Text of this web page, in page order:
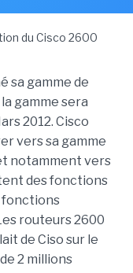
sa gamme de
gamme sera
2012. Cisco
vers sa gamme
notamment vers
des fonctions
fonctions
routeurs 2600
de Ciso sur le
2 millions